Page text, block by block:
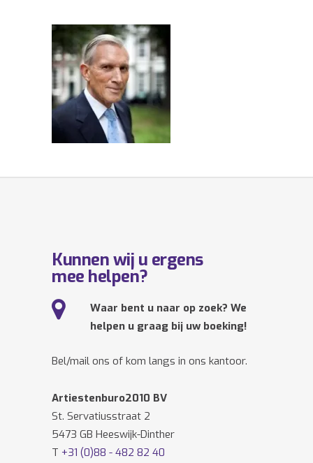
Kunnen wij u ergens
mee helpen?
Waar bent u naar op zoek? We
helpen u graag bij uw boeking!
Bel/mail ons of kom langs in ons kantoor.
Artiestenburo2010 BV
St. Servatiusstraat 2
5473 GB Heeswijk-Dinther
T +31 (0)88 - 482 82 40